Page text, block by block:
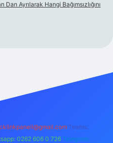
Ayrılarak Hangi Bağımsızlığını
Teams:
0262 606 0 726 Telegram: